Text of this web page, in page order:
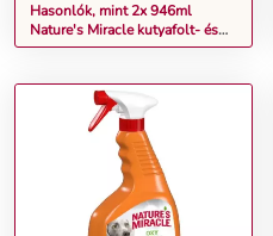
Hasonlók, mint 2x 946ml
Nature's Miracle kutyafolt- és
szageltávolító